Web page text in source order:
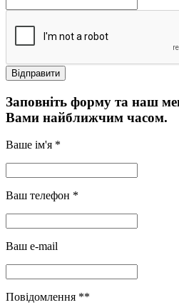
Заповніть форму та наш
Вами найближчим часом.
Ваше ім'я *
Ваш телефон *
Ваш e-mail
Повідомлення **